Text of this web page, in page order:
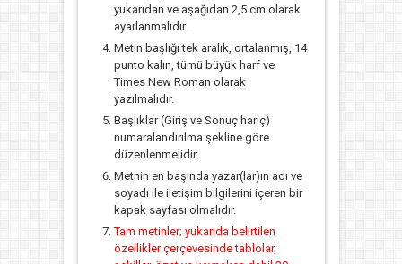
yukarıdan ve aşağıdan 2,5 cm olarak
ayarlanmalıdır.
Metin başlığı tek aralık, ortalanmış, 14
punto kalın, tümü büyük harf ve
Times New Roman olarak
yazılmalıdır.
Başlıklar (Giriş ve Sonuç hariç)
numaralandırılma şekline göre
düzenlenmelidir.
Metnin en başında yazar(lar)ın adı ve
soyadı ile iletişim bilgilerini içeren bir
kapak sayfası olmalıdır.
Tam metinler; yukarıda belirtilen
özellikler çerçevesinde tablolar,